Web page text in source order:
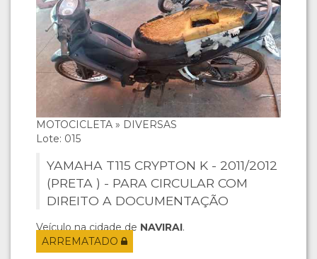
MOTOCICLETA » DIVERSAS
Lote: 015
YAMAHA T115 CRYPTON K - 2011/2012
(PRETA ) - PARA CIRCULAR COM
DIREITO A DOCUMENTAÇÃO
Veículo na cidade de NAVIRAI.
ARREMATADO